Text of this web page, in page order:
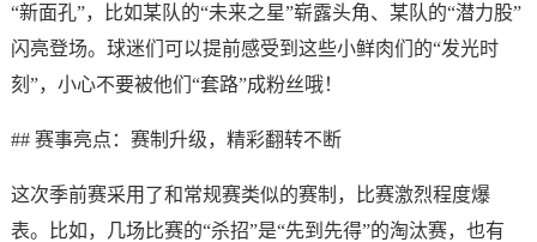
“新面孔”，比如某队的“未来之星”崭露头角、某队的“潜力股”
闪亮登场。球迷们可以提前感受到这些小鲜肉们的“发光时
刻”，小心不要被他们“套路”成粉丝哦！
## 赛事亮点：赛制升级，精彩翻转不断
这次季前赛采用了和常规赛类似的赛制，比赛激烈程度爆
表。比如，几场比赛的“杀招”是“先到先得”的淘汰赛，也有